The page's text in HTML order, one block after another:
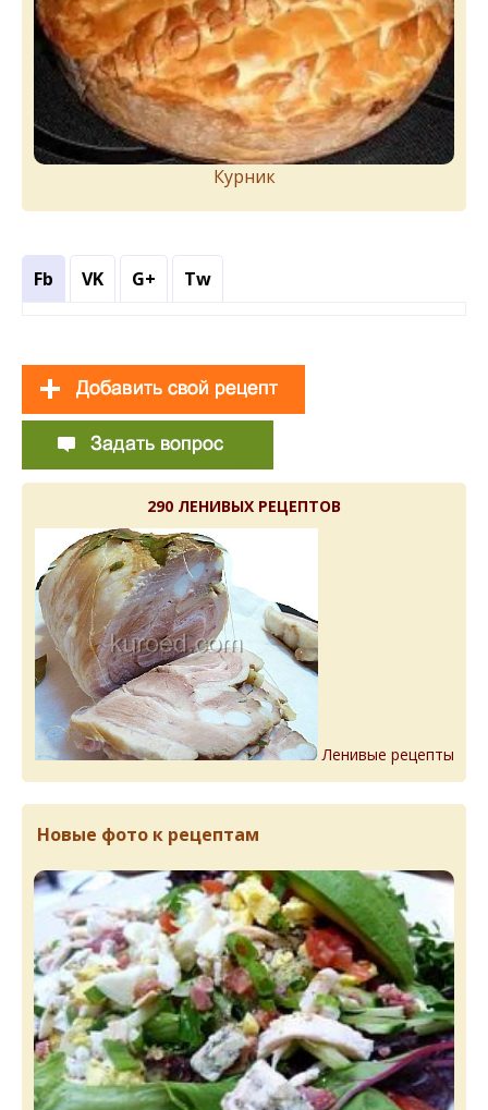
Курник
Fb VK G+ Tw
290 ЛЕНИВЫХ РЕЦЕПТОВ
Ленивые рецепты
Новые фото к рецептам